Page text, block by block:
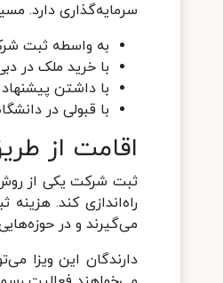
سرمایه‌گذاری دارد.
به واسطه ثبت
با خرید ملک در
با داشتن
با قبولی در
اقامت از
ثبت شرکت یکی از
می‌گیرند و در
دارندگان این ویزا